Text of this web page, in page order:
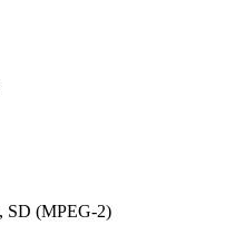
SD (MPEG-2)